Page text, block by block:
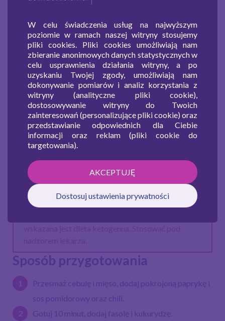
KetoCal 4:1 o smaku
neutralnym
14 g
jaja ubite 11 g
oliwa 6 g
ser starty
Wartości odżywcze mogą różnić się w zależności od
wykorzystanych produktów.
Uwaga! Produkt KetoCal 4:1 o smaku neutralnym
wykorzystywany w prezentowanym przepisie to
żywność specjalnego przeznaczenia medycznego
do postępowania dietetycznego w lekoopornej
wskazana jest dieta ketogenna. Stosować pod
nadzorem lekarza.
Sposób przygotowania
Przesmaż cebulę i mięso, dodaj pokrojoną paprykę i
sos pomidorowy oraz chili.
Gotuj 10 minut, dodaj fasolę i kukurydzę.
W celu świadczenia usług na najwyższym
poziomie w ramach naszej witryny stosujemy
pliki cookies. Pliki cookies umożliwiają nam
zbieranie anonimowych danych statystycznych w
celu usprawnienia działania witryny, a po
uzyskaniu Twojej zgody, umożliwiają nam
dokonywanie pomiarów i analiz korzystania z
witryny (analityczne pliki cookie),
dostosowywanie witryny do Twoich
zainteresowań (personalizujące pliki cookie) oraz
przedstawianie odpowiednich dla Ciebie
informacji oraz reklam (pliki cookie do
targetowania).
AKCEPTUJĘ
Dostosuj ustawienia prywatności